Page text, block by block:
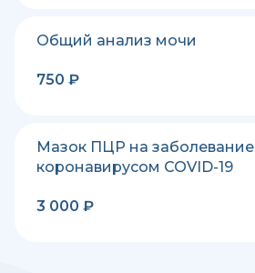
Общий анализ мочи
750 ₽
Мазок ПЦР на заболевание
коронавирусом COVID-19
3 000 ₽